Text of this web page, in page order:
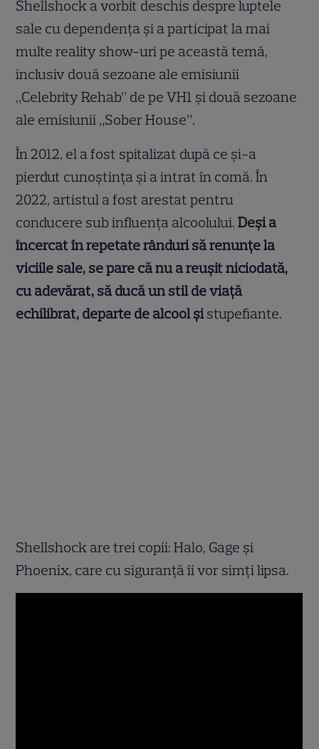
Shellshock a vorbit deschis despre luptele
sale cu dependența și a participat la mai
multe reality show-uri pe această temă,
inclusiv două sezoane ale emisiunii
„Celebrity Rehab” de pe VH1 și două sezoane
ale emisiunii „Sober House”.
În 2012, el a fost spitalizat după ce și-a
pierdut cunoștința și a intrat în comă. În
2022, artistul a fost arestat pentru
conducere sub influența alcoolului.Deși a
încercat în repetate rânduri să renunțe la
viciile sale, se pare că nu a reușit niciodată,
cu adevărat, să ducă un stil de viață
echilibrat, departe de alcool șistupefiante.
Shellshock are trei copii: Halo, Gage şi
Phoenix, care cu siguranță îi vor simți lipsa.